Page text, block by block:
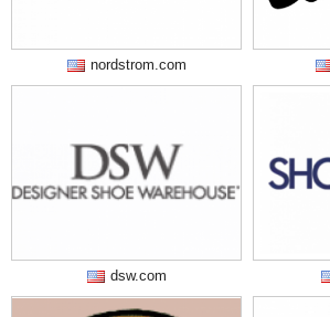
nordstrom.com
dsw.com